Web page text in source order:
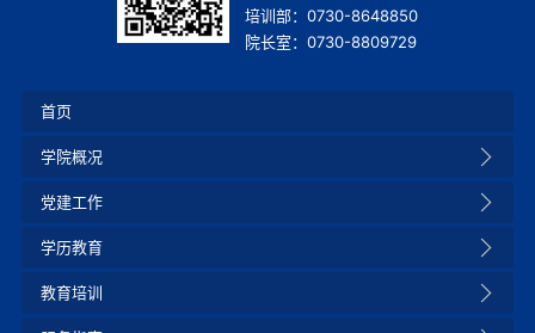
培训部：0730-8648850
院长室：0730-8809729
首页
学院概况
党建工作
学历教育
教育培训